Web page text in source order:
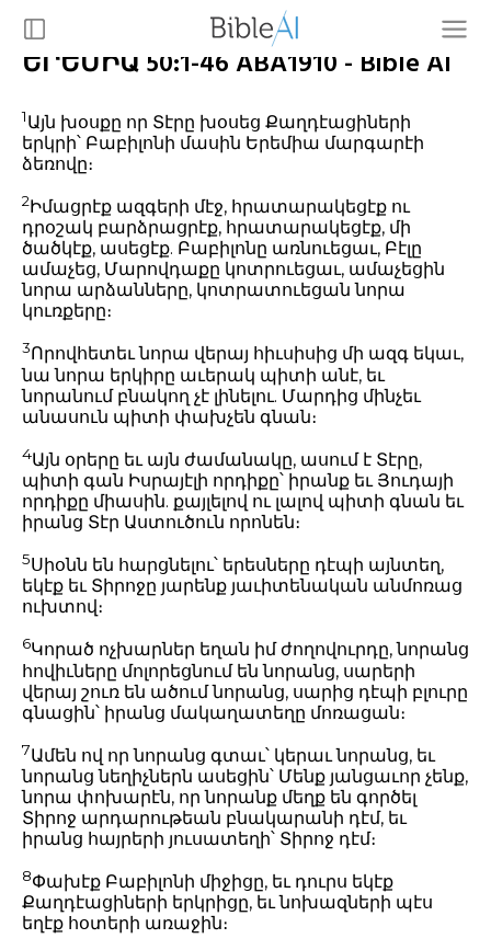
ԵՐԵՄԻԱ 50:1-46 ABA1910 - Bible AI
1Այն խօսքը որ Տէրը խօսեց Քաղդէացիների
երկրի՝ Բաբիլոնի մասին Երեմիա մարգարէի
ձեռովը։
2Իմացրէք ազգերի մէջ, հրատարակեցէք ու
դրօշակ բարձրացրէք, հրատարակեցէք, մի
ծածկէք, ասեցէք. Բաբիլոնը առնուեցաւ, Բէլը
ամաչեց, Մարովդաքը կոտրուեցաւ, ամաչեցին
նորա արձանները, կոտրատուեցան նորա
կուռքերը։
3Որովհետեւ նորա վերայ հիւսիսից մի ազգ եկաւ,
նա նորա երկիրը աւերակ պիտի անէ, եւ
նորանում բնակող չէ լինելու. Մարդից մինչեւ
անասուն պիտի փախչեն գնան։
4Այն օրերը եւ այն ժամանակը, ասում է Տէրը,
պիտի գան Իսրայէլի որդիքը՝ իրանք եւ Յուդայի
որդիքը միասին. քայլելով ու լալով պիտի գնան եւ
իրանց Տէր Աստուծուն որոնեն։
5Սիօնն են հարցնելու՝ երեսները դէպի այնտեղ,
եկէք եւ Տիրոջը յարենք յաւիտենական անմոռաց
ուխտով։
6Կորած ոչխարներ եղան իմ ժողովուրդը, նորանց
հովիւները մոլորեցնում են նորանց, սարերի
վերայ շուռ են ածում նորանց, սարից դէպի բլուրը
գնացին՝ իրանց մակաղատեղը մոռացան։
7Ամեն ով որ նորանց գտաւ՝ կերաւ նորանց, եւ
նորանց նեղիչներն ասեցին՝ Մենք յանցաւոր չենք,
նորա փոխարէն, որ նորանք մեղք են գործել
Տիրոջ արդարութեան բնակարանի դէմ, եւ
իրանց հայրերի յուսատեղի՝ Տիրոջ դէմ։
8Փախէք Բաբիլոնի միջիցը, եւ դուրս եկէք
Քաղդէացիների երկրիցը, եւ նոխազների պէս
եղէք հօտերի առաջին։